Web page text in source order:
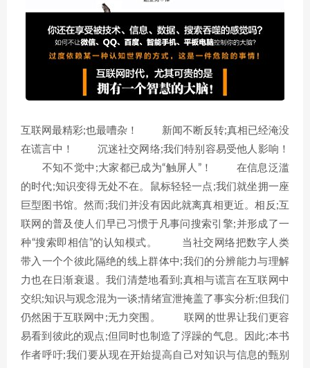
互联网最精彩;也最嘈杂！ 新闻不断反转;真相已经淹没
在谎言中！ 沉迷社交网络;我们特别容易受他人影响！
不知不觉中;大家都已成为“触屏人”！ 在信息泛滥
的时代;知识变得无处不在。鼠标轻轻一点;我们就坐拥一座
巨型图书馆。然而;我们并没有因此就离真相更近。相反;互
联网的普及使人们早已习惯于凡事问搜索引擎;并形成了一
种“搜索即相信”的认知模式。 当社交网络把数字人类
带入一个个彼此隔绝的线上群体中;我们的分辨能力与理解
力也在日渐衰退。我们清楚地看到;真相与谎言在互联网中
交织;知识与观念混为一谈;情绪宣泄掩盖了事实分析;但我们
仍然困于互联网中;无力突围。 联网的世界让我们更容
易看到彼此的观点;但同时也制造了浮躁的气息。因此;本书
作者呼吁;我们要从现在开始提高自己对知识与信息的甄别